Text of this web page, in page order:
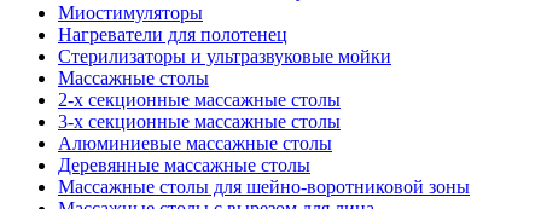
Миостимуляторы
Нагреватели для полотенец
Стерилизаторы и ультразвуковые мойки
Массажные столы
2-х секционные массажные столы
3-х секционные массажные столы
Алюминиевые массажные столы
Деревянные массажные столы
Массажные столы для шейно-воротниковой зоны